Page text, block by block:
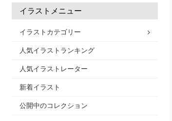
イラストメニュー
イラストカテゴリー
人気イラストランキング
人気イラストレーター
新着イラスト
公開中のコレクション